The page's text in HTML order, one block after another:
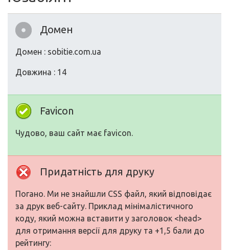
Домен
Домен : sobitie.com.ua
Довжина : 14
Favicon
Чудово, ваш сайт має favicon.
Придатність для друку
Погано. Ми не знайшли CSS файл, який відповідає
за друк веб-сайту. Приклад мінімалістичного
коду, який можна вставити у заголовок <head>
для отримання версії для друку та +1,5 бали до
рейтингу: